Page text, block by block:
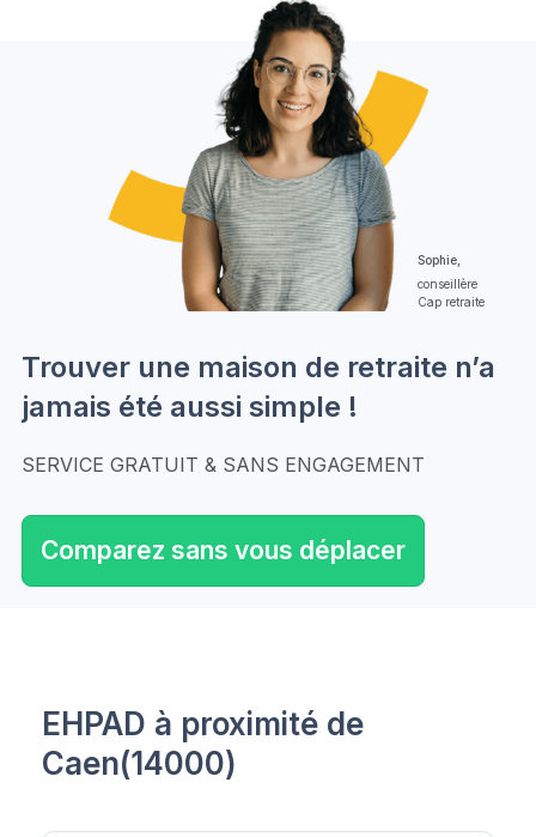
Sophie,
conseillère
Cap retraite
Trouver une maison de retraite n’a
jamais été aussi simple !
SERVICE GRATUIT & SANS ENGAGEMENT
Comparez sans vous déplacer
EHPAD à proximité de
Caen(14000)